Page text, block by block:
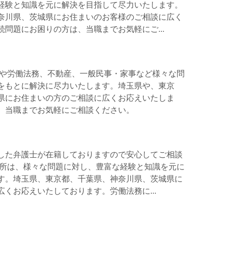
と知識を元に解決を目指して尽力いたします。
県、茨城県にお住まいのお客様のご相談に広く
問題にお困りの方は、当職までお気軽にご...
労働法務、不動産、一般民事・家事など様々な問
もとに解決に尽力いたします。埼玉県や、東京
にお住まいの方のご相談に広くお応えいたしま
当職までお気軽にご相談ください。
た弁護士が在籍しておりますので安心してご相談
は、様々な問題に対し、豊富な経験と知識を元に
。埼玉県、東京都、千葉県、神奈川県、茨城県に
くお応えいたしております。労働法務に...